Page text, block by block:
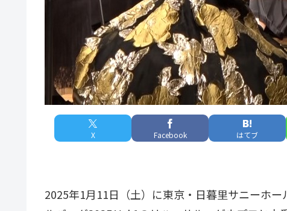
X Facebook はてブ
2025年1月11日（土）に東京・日暮里サニーホ